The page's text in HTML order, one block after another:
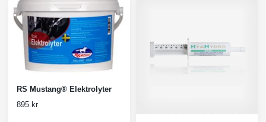
RS Mustang® Elektrolyter
895 kr